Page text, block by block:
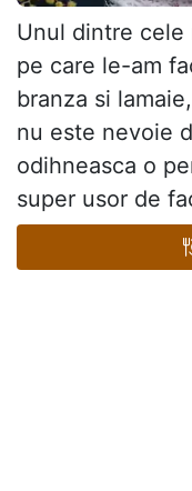
Unul dintre cele
pe care le-am
branza si
nu este nevoie
odihneasca o
super usor de